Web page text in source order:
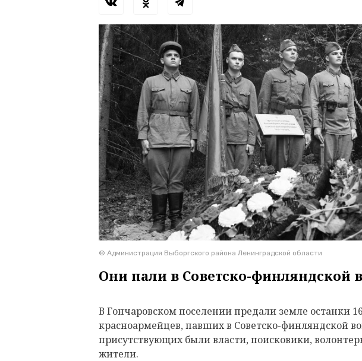
© Администрация Выборгского района Ленинградской области
Они пали в Советско-финляндской
В Гончаровском поселении предали земле останки 16
красноармейцев, павших в Советско-финляндской
присутствующих были власти, поисковики,
жители.